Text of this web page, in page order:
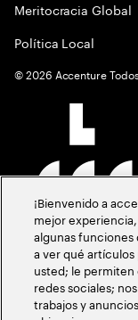
Meritocracia Global
Política Local
©2026 Accenture
¡Bienvenido a
mejor
algunas funciones
a ver qué
usted; le
redes sociales;
trabajos y